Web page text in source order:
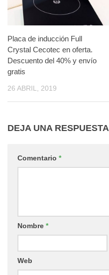
Placa de inducción Full
Crystal Cecotec en oferta.
Descuento del 40% y envío
gratis
26 ABRIL, 2019
DEJA UNA RESPUESTA
Comentario *
Nombre *
Web